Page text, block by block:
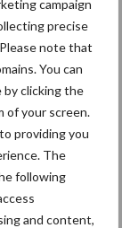
campaign
precise
note that
You can
by clicking the
of your screen.
providing you
The
following
and content,